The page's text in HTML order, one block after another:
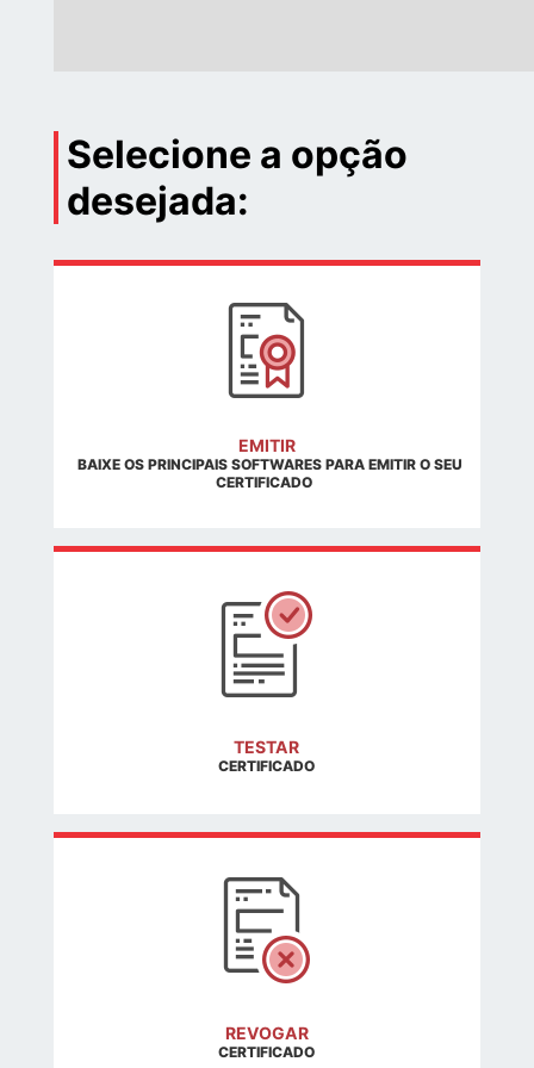
Selecione a opção
desejada:
EMITIR
BAIXE OS PRINCIPAIS SOFTWARES PARA EMITIR O SEU
CERTIFICADO
TESTAR
CERTIFICADO
REVOGAR
CERTIFICADO